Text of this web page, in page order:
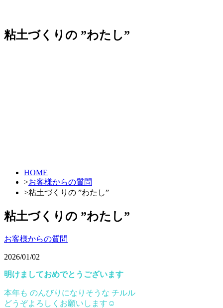
粘土づくりの ”わたし”
HOME
>お客様からの質問
>粘土づくりの ”わたし”
粘土づくりの ”わたし”
お客様からの質問
2026/01/02
明けましておめでとうございます
本年も のんびりになりそうな チルル
どうぞよろしくお願いします☺